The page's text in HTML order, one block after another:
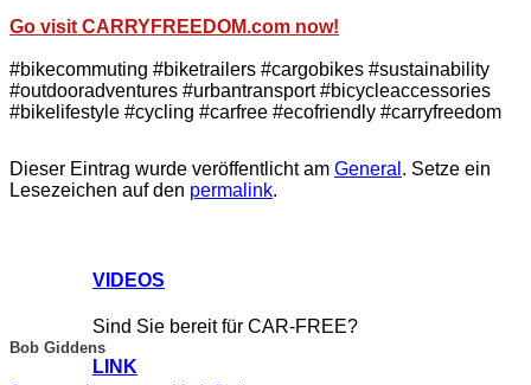
VIDEOS
Sind Sie bereit für CAR-FREE?
LINK
Go visit CARRYFREEDOM.com now!
#bikecommuting #biketrailers #cargobikes #sustainability
#outdooradventures #urbantransport #bicycleaccessories
#bikelifestyle #cycling #carfree #ecofriendly #carryfreedom
Dieser Eintrag wurde veröffentlicht am General . Setze ein
Lesezeichen auf den permalink.
Bob Giddens